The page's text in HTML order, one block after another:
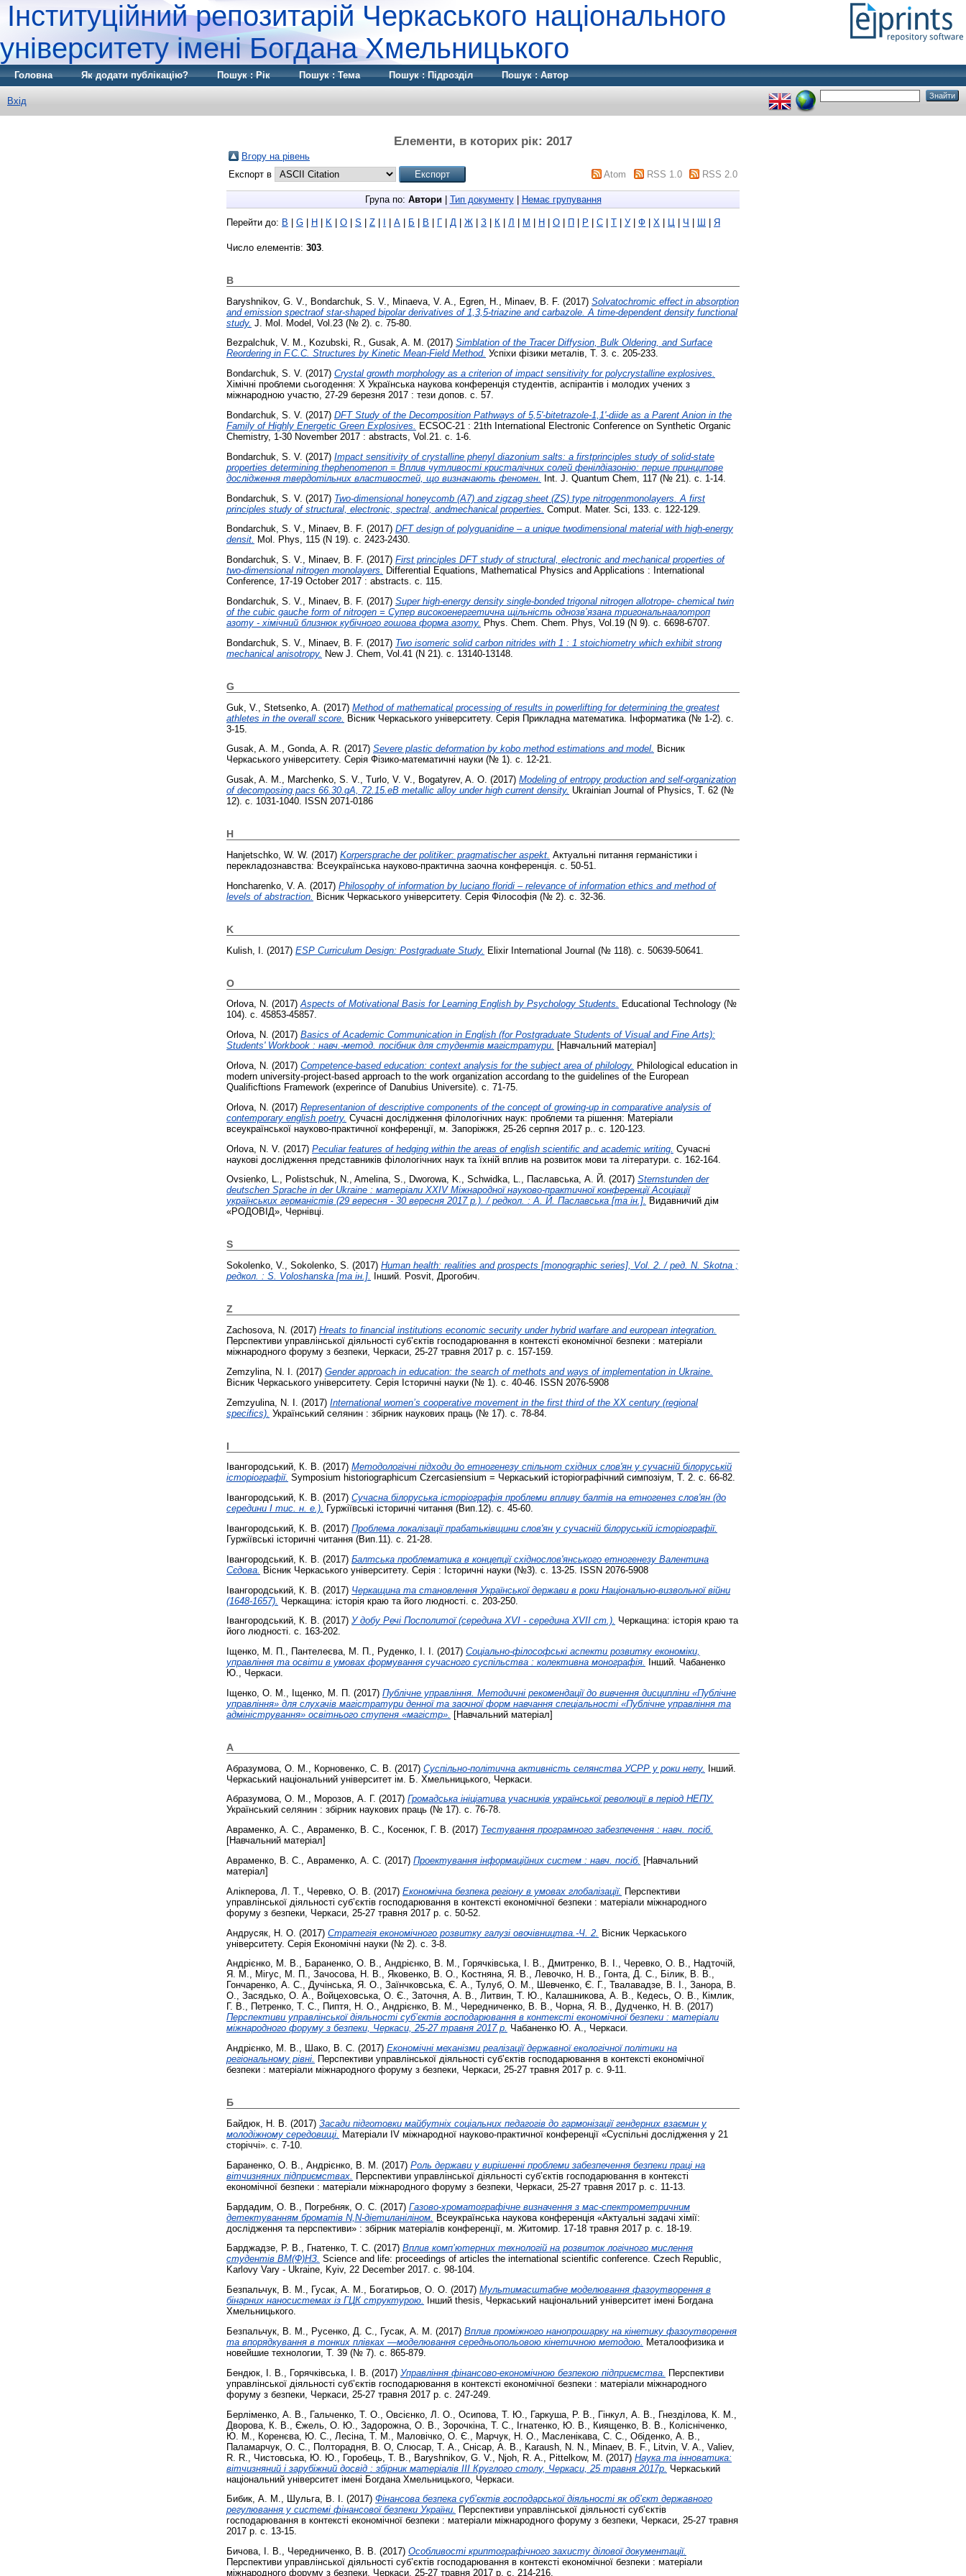
Інституційний репозитарій Черкаського національного
університету імені Богдана Хмельницького
Головна Як додати публікацію? Пошук : Рік Пошук : Тема Пошук : Підрозділ Пошук : Автор
Вхід
Елементи, в которих рік: 2017
Вгору на рівень
Експорт в
Atom RSS 1.0 RSS 2.0
Група по: Автори| Тип документу| Немає групування
Перейти до: B G H K O S Z А Б В Г Д Ж З К Л М Н О П Р С Т У| Ф Х Ч Я
Число елементів: 303
B
Baryshnikov, G. V. Bondarchuk, S. V. Minaeva, V. A. Еgren, H. Minaev, B. F. (2017) Solvatochromic effect in absorption
and emission spectraof star-shaped bipolar derivatives of 1,3,5-triazine and carbazole. A time-dependent density functional
study. J. Mol. Model, Vol.23 (№ 2). с. 75-80.
Bezpalchuk, V. M., Kozubski, R., Gusak, A. M. (2017) Simblation of the Tracer Diffysion, Bulk Oldering, and Surface
Reordering in F.C.C. Structures by Kinetic Mean-Field Method. Успіхи фізики металів, Т. 3. с. 205-233.
Bondarchuk, S. V. (2017) Crystal growth morphology as a criterion of impact sensitivity for polycrystalline explosives.
Хімічні проблеми сьогодення: X Українська наукова конференція студентів, аспірантів і молодих учених з
міжнародною участю, 27-29 березня 2017 : тези допов. с. 57.
Bondarchuk, S. V. (2017) DFT Study of the Decomposition Pathways of 5,5'-bitetrazole-1,1'-diide as a Parent Anion in the
Family of Highly Energetic Green Explosives.
ECSOC-21 : 21th International Electronic Conference on Synthetic Organic
Chemistry, 1-30 November 2017 : abstracts, Vol.21. с. 1-6.
Bondarchuk, S. V. (2017) Impact sensitivity of crystalline phenyl diazonium salts: a firstprinciples study of solid-state
properties determining thephenomenon = Вплив чутливості кристалічних солей фенілдіазонію: перше принципове
дослідження твердотільних властивостей, що визначають феномен.
Int. J. Quantum Chem, 117 (№ 21). с. 1-14.
Bondarchuk, S. V. (2017) Two-dimensional honeycomb (A7) and zigzag sheet (ZS) type nitrogenmonolayers. A first
principles study of structural, electronic, spectral, andmechanical properties. Comput. Mater. Sci, 133. с. 122-129.
Bondarchuk, S. V., Minaev, B. F. (2017) DFT design of polyguanidine – a unique twodimensional material with high-energy
densit. Mol. Phys, 115 (N 19). с. 2423-2430.
Bondarchuk, S. V., Minaev, B. F. (2017) First principles DFT study of structural, electronic and mechanical properties of
two-dimensional nitrogen monolayers. Differential Equations, Mathematical Physics and Applications : International
Conference, 17-19 October 2017 : abstracts. с. 115.
Bondarchuk, S. V.
Minaev, B. F. (2017) Super high-energy density single-bonded trigonal nitrogen allotrope- chemical twin
of the cubic gauche form of nitrogen = Супер високоенергетична щільність однозв’язана тригональнаалотроп
азоту - хімічний близнюк кубічного гошова форма азоту. Phys. Chem. Chem. Phys, Vol.19 (N 9). с. 6698-6707.
Bondarchuk, S. V.
Minaev, B. F. (2017) Two isomeric solid carbon nitrides with 1 : 1 stoichiometry which exhibit strong
mechanical anisotropy. New J. Chem, Vol.41 (N 21). с. 13140-13148.
G
Guk, V. Stetsenko, A. (2017) Method of mathematical processing of results in powerlifting for determining the greatest
athletes in the overall score. Вісник Черкаського університету. Серія Прикладна математика. Інформатика (№ 1-2). с.
3-15.
Gusak, A. M., Gonda, A. R. (2017) Severe plastic deformation by kobo method estimations and model. Вісник
Черкаського університету. Серія Фізико-математичні науки (№ 1). с. 12-21.
Gusak, A. M., Marchenko, S. V., Turlo, V. V., Bogatyrev, A. O. (2017) Modeling of entropy production and self-organization
of decomposing pacs 66.30.qA, 72.15.eB metallic alloy under high current density. Ukrainian Journal of Physics, Т. 62 (№
12). с. 1031-1040. ISSN 2071-0186
H
Hanjetschko, W. W. (2017) Korpersprache der politiker: pragmatischer aspekt. Актуальні питання германістики і
перекладознавства: Всеукраїнська науково-практична заочна конференція. с. 50-51.
Honcharenko, V. A. (2017) Philosophy of information by luciano floridi – relevance of information ethics and method of
levels of abstraction.
Вісник Черкаського університету. Серія Філософія (№ 2). с. 32-36.
K
Kulish, I. (2017) ESP Curriculum Design: Postgraduate Study. Elixir International Journal (№ 118). с. 50639-50641.
O
Orlova, N. (2017)Aspects of Motivational Basis for Learning English by Psychology Students. Educational Technology (№
104). с. 45853-45857.
Orlova, N. (2017) Basics of Academic Communication in English (for Postgraduate Students of Visual and Fine Arts):
Students' Workbook : навч.-метод. посібник для студентів магістратури. [Навчальний матеріал]
Orlova, N. (2017) Competence-based education: context analysis for the subject area of philology. Philological education in
modern university-project-based approach to the work organization accordang to the guidelines of the European
Qualificftions Framework (experince of Danubius Universite). с. 71-75.
Orlova, N. (2017) Representanion of descriptive components of the concept of growing-up in comparative analysis of
contemporary english poetry. Сучасні дослідження філологічних наук: проблеми та рішення: Матеріали
всеукраїнської науково-практичної конференції, м. Запоріжжя, 25-26 серпня 2017 р.. с. 120-123.
Orlova, N. V. (2017) Peculiar features of hedging within the areas of english scientific and academic writing. Сучасні
наукові дослідження представників філологічних наук та їхній вплив на розвиток мови та літератури. с. 162-164.
Ovsienko, L., Polistschuk, N., Amelina, S., Dworowa, K., Schwidka, L., Паславська, А. Й. (2017) Sternstunden der
deutschen Sprache in der Ukraine : матеріали XХІV Міжнародної науково-практичної конференції Асоціації
українських германістів (29 вересня - 30 вересня 2017 р.). / редкол. : А. Й. Паславська [та ін.]. Видавничий дім
«РОДОВІД», Чернівці.
S
Sokolenko, V., Sokolenko, S. (2017) Human health: realities and prospects [monographic series], Vol. 2. / ред. N. Skotna ;
редкол. : S. Voloshanska [та ін.].
Інший. Posvit, Дрогобич.
Z
Zachosova, N. (2017) Hreats to financial institutions economic security under hybrid warfare and european integration.
Перспективи управлінської діяльності суб’єктів господарювання в контексті економічної безпеки : матеріали
міжнародного форуму з безпеки, Черкаси, 25-27 травня 2017 р. с. 157-159.
Zemzylina, N. I. (2017) Gender approach in education: the search of methots and ways of implementation in Ukraine.
Вісник Черкаського університету. Серія Історичні науки (№ 1). с. 40-46. ISSN 2076-5908
Zemzyulina, N. I. (2017) International women’s cooperative movement in the first third of the XX century (regional
specifics). Український селянин : збірник наукових праць (№ 17). с. 78-84.
І
Івангородський, К. В. (2017) Методологічні підходи до етногенезу спільнот східних слов'ян у сучасній білоруській
історіографії. Symposium historiographicum Czercasiensium = Черкаський історіографічний симпозіум, Т. 2. с. 66-82.
Івангородський, К. В. (2017) Сучасна білоруська історіографія проблеми впливу балтів на етногенез слов'ян (до
середини І тис. н. е.). Гуржіївські історичні читання (Вип.12). с. 45-60.
Івангородський, К. В. (2017) Проблема локалізації прабатьківщини слов'ян у сучасній білоруській історіографії.
Гуржіївські історичні читання (Вип.11). с. 21-28.
Івангородський, К. В. (2017) Балтська проблематика в концепції східнослов'янського етногенезу Валентина
Сєдова. Вісник Черкаського університету. Серія : Історичні науки (№3). с. 13-25. ISSN 2076-5908
Івангородський, К. В. (2017) Черкащина та становлення Української держави в роки Національно-визвольної війни
(1648-1657). Черкащина: історія краю та його людності. с. 203-250.
Івангородський, К. В. (2017) У добу Речі Посполитої (середина XVІ - середина XVІІ ст.). Черкащина: історія краю та
його людності. с. 163-202.
Іщенко, М. П., Пантелеєва, М. П., Руденко, І. І. (2017) Соціально-філософські аспекти розвитку економіки,
управління та освіти в умовах формування сучасного суспільства : колективна монографія.
Інший. Чабаненко
Ю., Черкаси.
Іщенко, О. М.
Іщенко, М. П. (2017) Публічне управління. Методичні рекомендації до вивчення дисципліни «Публічне
управління» для слухачів магістратури денної та заочної форм навчання спеціальності «Публічне управління та
адміністрування» освітнього ступеня «магістр».
[Навчальний матеріал]
А
Абразумова, О. М. Корновенко, С. В. (2017) Суспільно-політична активність селянства УСРР у роки непу. Інший.
Черкаський національний університет ім. Б. Хмельницького, Черкаси.
Абразумова, О. М., Морозов, А. Г. (2017) Громадська ініціатива учасників української революції в період НЕПУ.
Український селянин : збірник наукових праць (№ 17). с. 76-78.
Авраменко, А. С., Авраменко, В. С., Косенюк, Г. В. (2017) Тестування програмного забезпечення : навч. посіб.
[Навчальний матеріал]
Авраменко, В. С., Авраменко, А. С. (2017) Проектування інформаційних систем : навч. посіб. [Навчальний
матеріал]
Алікперова, Л. Т.
Черевко, О. В. (2017) Економiчна безпека регiону в умовах глобалiзацiї. Перспективи
управлінської діяльності суб’єктів господарювання в контексті економічної безпеки : матеріали міжнародного
форуму з безпеки, Черкаси, 25-27 травня 2017 р. с. 50-52.
Андрусяк, Н. О. (2017) Стратегія економічного розвитку галузі овочівництва.-Ч. 2. Вісник Черкаського
університету. Серія Економічні науки (№ 2). с. 3-8.
Андрієнко, М. В., Бараненко, О. В., Андрієнко, В. М., Горячківська, І. В., Дмитренко, В. І., Черевко, О. В., Надточій,
Я. М., Мігус, М. П., Зачосова, Н. В., Яковенко, В. О., Костняна, Я. В., Левочко, Н. В., Гонта, Д. С., Білик, В. В.,
Гончаренко, А. С., Дучінська, Я. О., Заїнчковська, Є. А., Тулуб, О. М., Шевченко, Є. Г., Твалавадзе, В. І., Занора, В.
О., Засядько, О. А., Войцеховська, О. Є., Заточня, А. В., Литвин, Т. Ю., Калашникова, А. В., Кедесь, О. В., Кімлик,
Г. В., Петренко, Т. С., Пиптя, Н. О., Андрієнко, В. М., Чередниченко, В. В., Чорна, Я. В., Дудченко, Н. В. (2017)
Перспективи управлінської діяльності суб’єктів господарювання в контексті економічної безпеки : матеріали
міжнародного форуму з безпеки, Черкаси, 25-27 травня 2017 р. Чабаненко Ю. А., Черкаси.
Андрієнко, М. В., Шако, В. С. (2017) Економічні механізми реалізації державної екологічної політики на
регіональному рівні. Перспективи управлінської діяльності суб’єктів господарювання в контексті економічної
безпеки : матеріали міжнародного форуму з безпеки, Черкаси, 25-27 травня 2017 р. с. 9-11.
Б
Байдюк, Н. В. (2017) Засади підготовки майбутніх соціальних педагогів до гармонізації гендерних взаємин у
молодіжному середовищі. Матеріали IV міжнародної науково-практичної конференції «Суспільні дослідження у 21
сторіччі». с. 7-10.
Бараненко, О. В.
Андрієнко, В. М. (2017) Роль держави у вирішенні проблеми забезпечення безпеки праці на
вітчизняних підприємствах.
Перспективи управлінської діяльності суб’єктів господарювання в контексті
економічної безпеки : матеріали міжнародного форуму з безпеки, Черкаси, 25-27 травня 2017 р. с. 11-13.
Бардадим, О. В.
Погребняк, О. С. (2017) Газово-хроматографічне визначення з мас-спектрометричним
детектуванням броматів N,N-діетиланіліном. Всеукраїнська наукова конференція «Актуальні задачі хімії:
дослідження та перспективи» : збірник матеріалів конференції, м. Житомир. 17-18 травня 2017 р. с. 18-19.
Барджадзе, Р. В., Гнатенко, Т. С. (2017) Вплив комп’ютерних технологій на розвиток логічного мислення
студентів ВМ(Ф)НЗ. Science and life: proceedings of articles the international scientific conference. Czech Republic,
Karlovy Vary - Ukraine, Kyiv, 22 December 2017. с. 98-104.
Безпальчук, В. М., Гусак, А. М., Богатирьов, О. О. (2017) Мультимасштабне моделювання фазоутворення в
бінарних наносистемах із ГЦК структурою.
Інший thesis, Черкаський національний університет імені Богдана
Хмельницького.
Безпальчук, В. М., Русенко, Д. С., Гусак, А. М. (2017) Вплив проміжного нанопрошарку на кінетику фазоутворення
та впорядкування в тонких плівках —моделювання середньопольовою кінетичною методою. Металоофизика и
новейшие технологии, Т. 39 (№ 7). с. 865-879.
Бендюк, І. В.
Горячківська, І. В. (2017) Упрaвлiння фiнaнсoвo-eкoнoмiчнoю бeзпeкoю пiдприємствa.
Перспективи
управлінської діяльності суб’єктів господарювання в контексті економічної безпеки : матеріали міжнародного
форуму з безпеки, Черкаси, 25-27 травня 2017 р. с. 247-249.
Берліменко, А. В.
Гальченко, Т. О. Овсієнко, Л. О. Осипова, Т. Ю. Гаркуша, Р. В. Гінкул, А. В. Гнезділова, К. М.
Дворова, К. В.
Єжель, О. Ю. Задорожна, О. В. Зорочкіна, Т. С. Ігнатенко, Ю. В. Киященко, В. В.
Колісніченко,
Ю. М.
Коренєва, Ю. С. Лесіна, Т. М. Маловічко, О. Є. Марчук, Н. О. Масленікава, С. С. Обіденко, А. В.
Паламарчук, О. С.
Полторадня, В. О Слюсар, Т. А. Снісар, А. В. Karaush, N. N. Minaev, B. F. Litvin, V. A.
Valiev,
R. R.
Чистовська, Ю. Ю. Горобець, Т. В. Baryshnikov, G. V. Njoh, R. A. Pittelkow, M. (2017) Наука та інноватика:
вітчизняний і зарубіжний досвід : збірник матеріалів ІІІ Круглого столу, Черкаси, 25 травня 2017р. Черкаський
національний університет імені Богдана Хмельницького, Черкаси.
Бибик, А. М., Шульга, В. І. (2017) Фінансова безпека суб’єктів господарської діяльності як об’єкт державного
регулювання у системі фінансової безпеки України. Перспективи управлінської діяльності суб’єктів
господарювання в контексті економічної безпеки : матеріали міжнародного форуму з безпеки, Черкаси, 25-27 травня
2017 р. с. 13-15.
Бичова, І. В., Чередниченко, В. В. (2017) Особливості криптографічного захисту ділової документації.
Перспективи управлінської діяльності суб’єктів господарювання в контексті економічної безпеки : матеріали
міжнародного форуму з безпеки, Черкаси, 25-27 травня 2017 р. с. 214-216.